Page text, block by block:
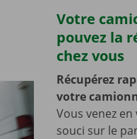
Votre
pouvez la
chez vous
Récupérez
votre
Vous venez en
souci sur le